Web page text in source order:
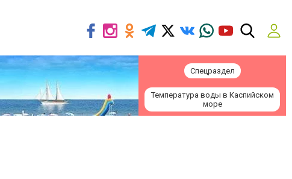
Спецраздел
Температура воды в Каспийском
море